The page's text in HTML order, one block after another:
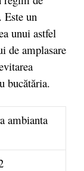
un
unui astfel
de amplasare
bucătăria.
ambianta